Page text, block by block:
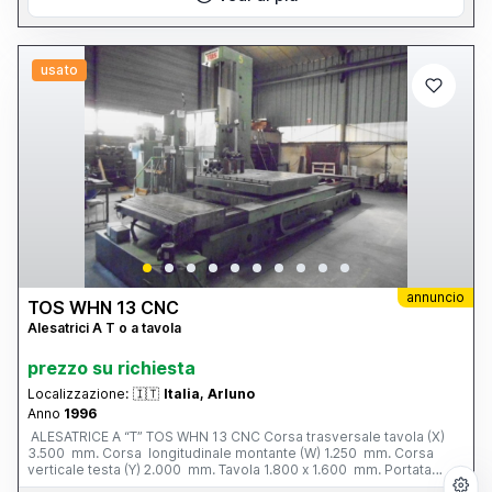
usato
annuncio
TOS WHN 13 CNC
Alesatrici A T o a tavola
prezzo su richiesta
Localizzazione: 🇮🇹 Italia, Arluno
Anno 1996
ALESATRICE A “T” TOS WHN 13 CNC Corsa trasversale tavola (X)
3.500 mm. Corsa longitudinale montante (W) 1.250 mm. Corsa
verticale testa (Y) 2.000 mm. Tavola 1.800 x 1.600 mm. Portata
tavola 12 tonn. Corsa mandrino (Z) 800 mm. Ø mandrino 130 mm.